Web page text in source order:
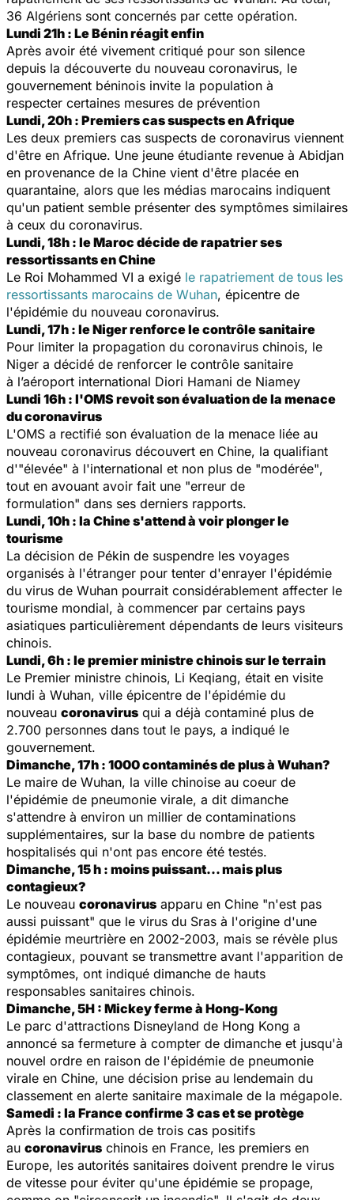
36 Algériens sont concernés par cette opération.
Lundi 21h : Le Bénin réagit enfin
Après avoir été vivement critiqué pour son silence
depuis la découverte du nouveau coronavirus, le
gouvernement béninois invite la population à
respecter certaines mesures de prévention
Lundi, 20h : Premiers cas suspects en Afrique
Les deux premiers cas suspects de coronavirus viennent
d'être en Afrique. Une jeune étudiante revenue à Abidjan
en provenance de la Chine vient d'être placée en
quarantaine, alors que les médias marocains indiquent
qu'un patient semble présenter des symptômes similaires
à ceux du coronavirus.
Lundi, 18h : le Maroc décide de rapatrier ses
ressortissants en Chine
Le Roi Mohammed VI a exigé le rapatriement de tous les
ressortissants marocains de Wuhan, épicentre de
l'épidémie du nouveau coronavirus.
Lundi, 17h : le Niger renforce le contrôle sanitaire
Pour limiter la propagation du coronavirus chinois, le
Niger a décidé de renforcer le contrôle sanitaire
à l’aéroport international Diori Hamani de Niamey
Lundi 16h : l'OMS revoit son évaluation de la menace
du coronavirus
L'OMS a rectifié son évaluation de la menace liée au
nouveau coronavirus découvert en Chine, la qualifiant
d'"élevée" à l'international et non plus de "modérée",
tout en avouant avoir fait une "erreur de
formulation" dans ses derniers rapports.
Lundi, 10h : la Chine s'attend à voir plonger le
tourisme
La décision de Pékin de suspendre les voyages
organisés à l'étranger pour tenter d'enrayer l'épidémie
du virus de Wuhan pourrait considérablement affecter le
tourisme mondial, à commencer par certains pays
asiatiques particulièrement dépendants de leurs visiteurs
chinois.
Lundi, 6h : le premier ministre chinois sur le terrain
Le Premier ministre chinois, Li Keqiang, était en visite
lundi à Wuhan, ville épicentre de l'épidémie du
nouveau coronavirus qui a déjà contaminé plus de
2.700 personnes dans tout le pays, a indiqué le
gouvernement.
Dimanche, 17h : 1000 contaminés de plus à Wuhan?
Le maire de Wuhan, la ville chinoise au coeur de
l'épidémie de pneumonie virale, a dit dimanche
s'attendre à environ un millier de contaminations
supplémentaires, sur la base du nombre de patients
hospitalisés qui n'ont pas encore été testés.
Dimanche, 15 h : moins puissant... mais plus
contagieux?
Le nouveau coronavirus apparu en Chine "n'est pas
aussi puissant" que le virus du Sras à l'origine d'une
épidémie meurtrière en 2002-2003, mais se révèle plus
contagieux, pouvant se transmettre avant l'apparition de
symptômes, ont indiqué dimanche de hauts
responsables sanitaires chinois.
Dimanche, 5H : Mickey ferme à Hong-Kong
Le parc d'attractions Disneyland de Hong Kong a
annoncé sa fermeture à compter de dimanche et jusqu'à
nouvel ordre en raison de l'épidémie de pneumonie
virale en Chine, une décision prise au lendemain du
classement en alerte sanitaire maximale de la mégapole.
Samedi : la France confirme 3 cas et se protège
Après la confirmation de trois cas positifs
au coronavirus chinois en France, les premiers en
Europe, les autorités sanitaires doivent prendre le virus
de vitesse pour éviter qu'une épidémie se propage,